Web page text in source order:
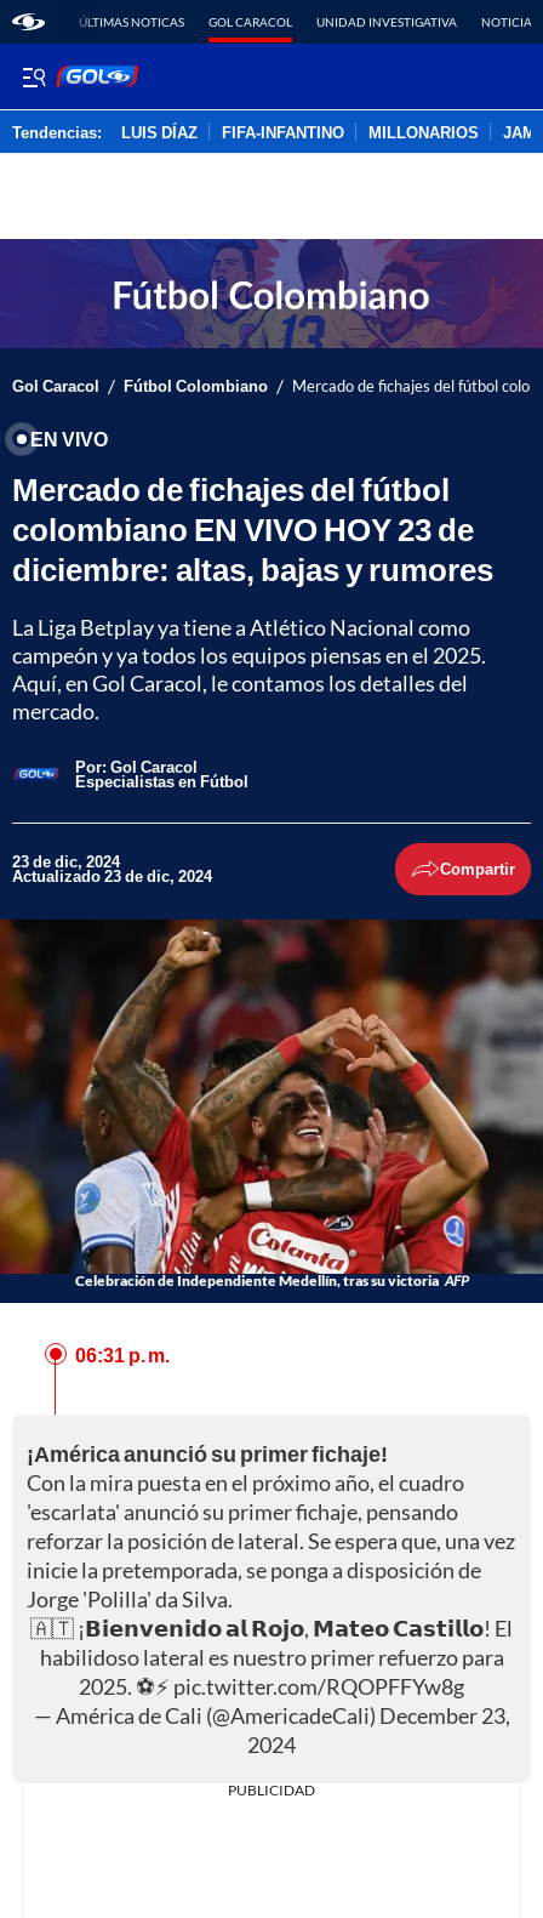
ÚLTIMAS NOTICAS GOL CARACOL UNIDAD INVESTIGATIVA NOTICIAS
Tendencias: LUIS DÍAZ FIFA-INFANTINO MILLONARIOS
Gol Caracol / Fútbol Colombiano / Mercado de fichajes del fútbol
EN VIVO
Mercado de fichajes del fútbol
colombiano EN VIVO HOY 23 de
diciembre: altas, bajas y rumores
La Liga Betplay ya tiene a Atlético Nacional como
campeón y ya todos los equipos piensas en el 2025.
Aquí, en Gol Caracol, le contamos los detalles del
mercado.
Por: Gol Caracol
Especialistas en Fútbol
23 de dic, 2024
Actualizado 23 de dic, 2024 Compartir
Celebración de Independiente Medellín, tras su victoria AFP
06:31 p. m.
¡América anunció su primer fichaje!
Con la mira puesta en el próximo año, el cuadro
'escarlata' anunció su primer fichaje, pensando
reforzar la posición de lateral. Se espera que, una vez
inicie la pretemporada, se ponga a disposición de
Jorge 'Polilla' da Silva.
🇦🇹 ¡𝗕𝗶𝗲𝗻𝘃𝗲𝗻𝗶𝗱𝗼 𝗮𝗹 𝗥𝗼𝗷𝗼, 𝗠𝗮𝘁𝗲𝗼 𝗖𝗮𝘀𝘁𝗶𝗹𝗹𝗼! El
habilidoso lateral es nuestro primer refuerzo para
2025. ⚽⚡ pic.twitter.com/RQOPFFYw8g
— América de Cali (@AmericadeCali) December 23,
2024
PUBLICIDAD